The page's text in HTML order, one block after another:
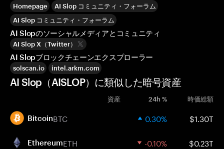
Homepage
AI Slop コミュニティ・フォーラム
AI Slop コミュニティ・フォーラム
AI Slopのソーシャルメディアとコミュニティ
AI Slop X（Twitter）
AI Slopブロックチェーンエクスプローラー
solscan.io intel.arkm.com
AI Slop（AISLOP）に類似した暗号資産
資産 24h % 時価総額
BitcoinBTC 0.30% $1.30T
EthereumETH -0.10% $0.23T